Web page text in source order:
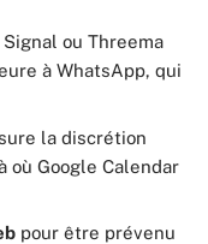
ou Threema
à WhatsApp, qui
la discrétion
où Google Calendar
pour être prévenu